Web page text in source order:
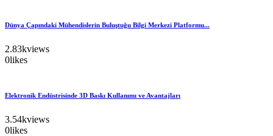
Dünya Çapındaki Mühendislerin Buluştuğu Bilgi Merkezi Platformu...
2.83kviews
0likes
Elektronik Endüstrisinde 3D Baskı Kullanımı ve Avantajları
3.54kviews
0likes